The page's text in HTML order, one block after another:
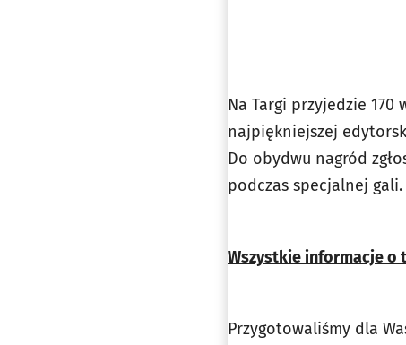
Na Targi przyjedzie
najpiękniejszej
Do obydwu nagród
podczas specjalnej gali.
Wszystkie informacje o
Przygotowaliśmy dla